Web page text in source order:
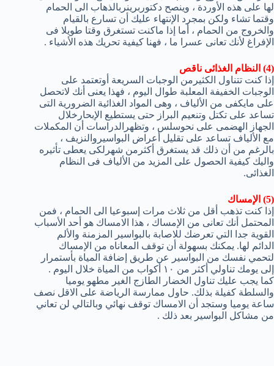
لها على هذه الأوردة ، وينصح دكتوربرينربالذهاب الى الحمام
وقتما تشاء ولكن بمجرد الإنتهاء عليك أن تسارع بالقيام
والخروج من الحمام ، أما إذا ماكنت تستغرق وقتا طويلا فى
الإفراغ لأنك تعانى عسرا ما ، فهنا كيفية تحريك هذه الأشياء .
(4) النظام الغذائى ناقص
إذا كنت تتناول الكثيرمن الوجبات السريعة أوتعتمد على
الوجبات الخفيفة المعلبة طوال اليوم ، فهذا يعنى أنك لاتحصل
على مايكفى من الألياف ، وهى المواد الغذائية الضرورية التى
تساعد على تكتل وتنعيم البراز حتى يستطيع الإبحارخلال
الجهاز الهضمى على نحوسلس ، وتظهرالدراسات أن المكملات
مع الألياف تساعد على تقليل أعراض البواسيروالنزيف ،
بالرغم من أن ذلك قد يستغرق أكثرمن شهرلكى يعطى تأثيره
واليك كيفية الحصول على المزيد من الألياف فى النظام
الغذائى.
(5) الإمساك
إذا كنت تذهب أقل من ثلاث مرات إسبوعيا الى الحمام ، فمن
المحتمل أنك تعانى من الإمساك ، هذا الامساك هو أحد الأسباب
القوية جدا التي تعرضك للاصابة بالبواسير المزمنة والألم
الدائم لها. يمكنك بسهولة أن توقف المعاناه من الإمساك
لتحمي نفسك من البواسير عن طريق إضافة المياة بأستمرار
إلى يومك تناولي أكثر من ١٠ أكواب من المياة خلال اليوم .
كما يجب عليك تناول الخضار الطازج الغير مطهو يوميا
والسلطة كفيلة بذلك. حاول ممارسة الرياضة على الاقل نصف
ساعة يوميا وستجد أن الامساك توقف نهائي وبالتالي لن تعاني
من مشاكل البواسير بعد ذلك .